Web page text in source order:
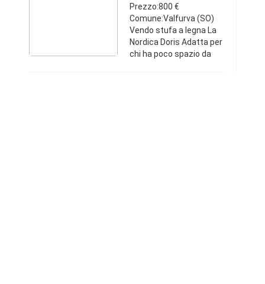
Prezzo:800 €
Comune:Valfurva (SO)
Vendo stufa a legna La
Nordica Doris Adatta per
chi ha poco spazio da